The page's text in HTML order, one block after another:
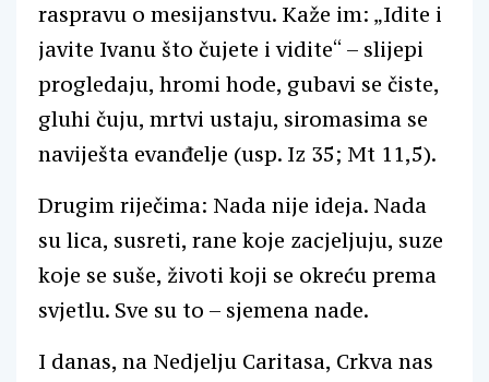
raspravu o mesijanstvu. Kaže im: „Idite i
javite Ivanu što čujete i vidite“ – slijepi
progledaju, hromi hode, gubavi se čiste,
gluhi čuju, mrtvi ustaju, siromasima se
naviješta evanđelje (usp. Iz 35; Mt 11,5).
Drugim riječima: Nada nije ideja. Nada
su lica, susreti, rane koje zacjeljuju, suze
koje se suše, životi koji se okreću prema
svjetlu. Sve su to – sjemena nade.
I danas, na Nedjelju Caritasa, Crkva nas